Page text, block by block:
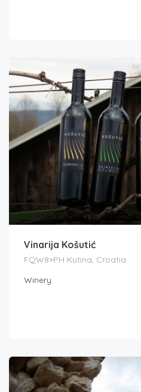
Vinarija Košutić
FQW8+PH Kutina, Croatia
Winery